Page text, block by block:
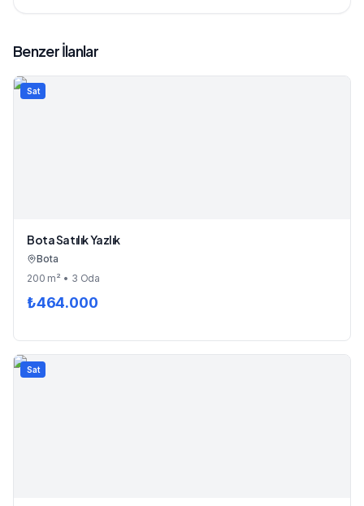
Benzer İlanlar
Sat
Bota Satılık Yazlık
Bota
200 m² • 3 Oda
₺464.000
Sat